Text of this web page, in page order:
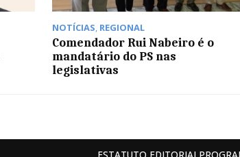
NOTÍCIAS, REGIONAL
Comendador Rui Nabeiro é o
mandatário do PS nas
legislativas